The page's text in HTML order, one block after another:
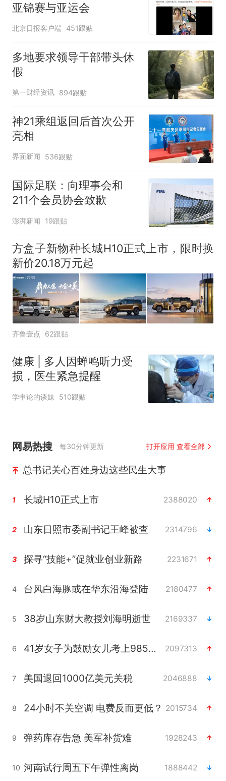
亚锦赛与亚运会
北京日报客户端 451跟贴
多地要求领导干部带头休
假
第一财经资讯 894跟贴
神21乘组返回后首次公开
亮相
界面新闻 536跟贴
国际足联：向理事会和
211个会员协会致歉
澎湃新闻 19跟贴
方盒子新物种长城H10正式上市，限时换
新价20.18万元起
齐鲁壹点 62跟贴
健康 | 多人因蝉鸣听力受
损，医生紧急提醒
学申论的谈妹 510跟贴
网易热搜 每30分钟更新 打开应用 查看全部
总书记关心百姓身边这些民生大事
1 长城H10正式上市 2388020
2 山东日照市委副书记王峰被查 2314796
3 探寻“技能+”促就业创业新路 2231671
4 台风白海豚或在华东沿海登陆 2180477
5 38岁山东财大教授刘海明逝世 2169337
6 41岁女子为鼓励女儿考上985研究生 2097313
7 美国退回1000亿美元关税 2046888
8 24小时不关空调 电费反而更低？ 2015734
9 弹药库存告急 美军补货难 1928243
10 河南试行周五下午弹性离岗 1888442